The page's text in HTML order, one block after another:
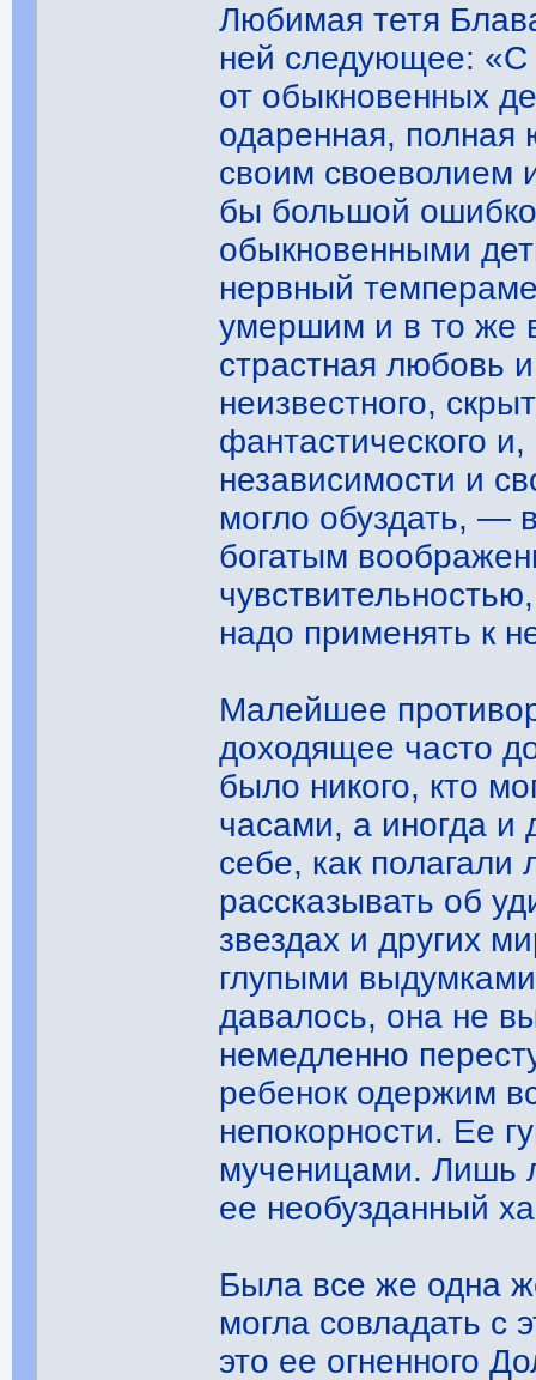
Любимая тетя
ней следующее: «С
от обыкновенных
одаренная, полная
своим своеволием
бы большой
обыкновенными
нервный
умершим и в то же
страстная любовь
неизвестного,
фантастического
независимости и
могло обуздать, —
богатым
надо применять к
Малейшее
доходящее часто
было никого, кто
часами, а иногда и
себе, как
рассказывать об
звездах и других
глупыми
давалось, она не
немедленно
ребенок одержим
непокорности. Ее
мученицами. Лишь
ее необузданный
Была все же одна
могла совладать с
это ее огненного